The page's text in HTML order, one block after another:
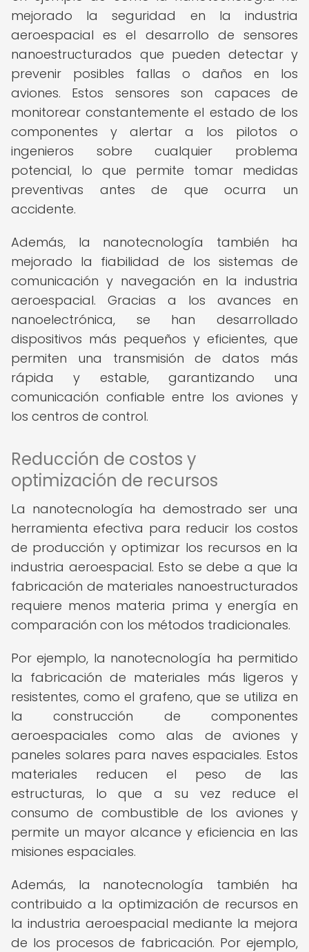
mejorado la seguridad en la industria
aeroespacial es el desarrollo de sensores
nanoestructurados que pueden detectar y
prevenir posibles fallas o daños en los
aviones. Estos sensores son capaces de
monitorear constantemente el estado de los
componentes y alertar a los pilotos o
ingenieros sobre cualquier problema
potencial, lo que permite tomar medidas
preventivas antes de que ocurra un
accidente.
Además, la nanotecnología también ha
mejorado la fiabilidad de los sistemas de
comunicación y navegación en la industria
aeroespacial. Gracias a los avances en
nanoelectrónica, se han desarrollado
dispositivos más pequeños y eficientes, que
permiten una transmisión de datos más
rápida y estable, garantizando una
comunicación confiable entre los aviones y
los centros de control.
Reducción de costos y
optimización de recursos
La nanotecnología ha demostrado ser una
herramienta efectiva para reducir los costos
de producción y optimizar los recursos en la
industria aeroespacial. Esto se debe a que la
fabricación de materiales nanoestructurados
requiere menos materia prima y energía en
comparación con los métodos tradicionales.
Por ejemplo, la nanotecnología ha permitido
la fabricación de materiales más ligeros y
resistentes, como el grafeno, que se utiliza en
la construcción de componentes
aeroespaciales como alas de aviones y
paneles solares para naves espaciales. Estos
materiales reducen el peso de las
estructuras, lo que a su vez reduce el
consumo de combustible de los aviones y
permite un mayor alcance y eficiencia en las
misiones espaciales.
Además, la nanotecnología también ha
contribuido a la optimización de recursos en
la industria aeroespacial mediante la mejora
de los procesos de fabricación. Por ejemplo,